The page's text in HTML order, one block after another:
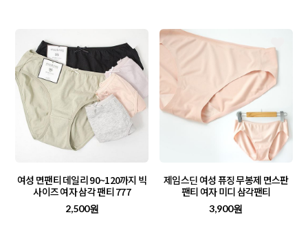
여성 면팬티 데일리 90~120까지 빅
사이즈 여자 삼각 팬티 777
2,500원
제임스딘 여성 퓨징 무봉제 면스판
팬티 여자 미디 삼각팬티
3,900원